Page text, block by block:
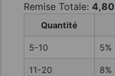
Remise Totale: 4,80
Quantité
5-10 5%
11-20 8%